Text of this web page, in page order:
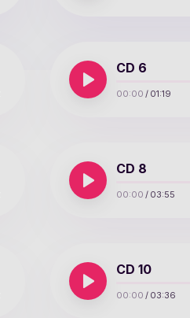
CD 6
00:00 / 01:19
CD 8
00:00 / 03:55
CD 10
00:00 / 03:36